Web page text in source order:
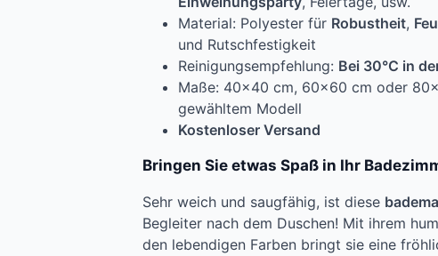
Material: Polyester für Robustheit,
und Rutschfestigkeit
Reinigungsempfehlung: Bei 30°C in
Maße: 40×40 cm, 60×60 cm oder
gewähltem Modell
Kostenloser Versand
Bringen Sie etwas Spaß in Ihr
Sehr weich und saugfähig, ist diese
Begleiter nach dem Duschen! Mit ihrem
den lebendigen Farben bringt sie eine